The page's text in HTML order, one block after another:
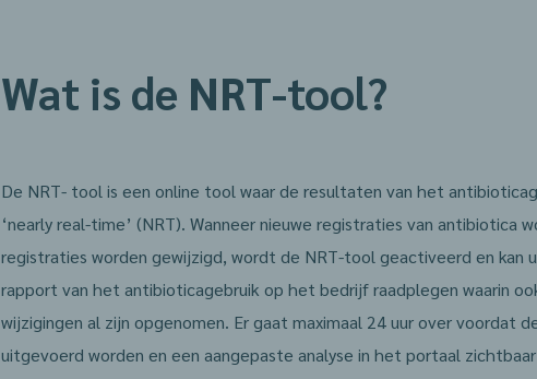
Wat is de NRT-tool?
De NRT- tool is een online tool waar de resultaten van het
‘nearly real-time’ (NRT). Wanneer nieuwe registraties van antibiotica
registraties worden gewijzigd, wordt de NRT-tool geactiveerd en kan
rapport van het antibioticagebruik op het bedrijf raadplegen waarin
wijzigingen al zijn opgenomen. Er gaat maximaal 24 uur over voordat
uitgevoerd worden en een aangepaste analyse in het portaal zichtbaar